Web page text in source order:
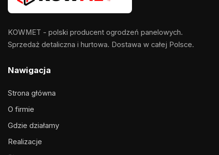
KOWMET - polski producent ogrodzeń panelowych.
Sprzedaż detaliczna i hurtowa. Dostawa w całej Polsce.
Nawigacja
Strona główna
O firmie
Gdzie działamy
Realizacje